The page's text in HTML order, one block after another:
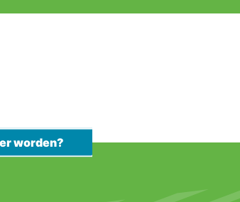
worden?